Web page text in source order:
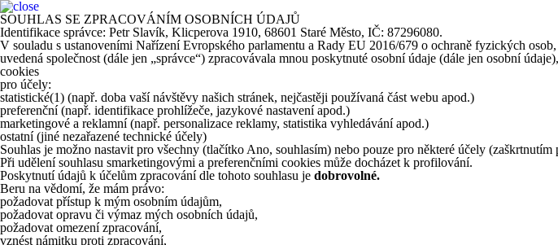
SOUHLAS SE ZPRACOVÁNÍM OSOBNÍCH ÚDAJŮ
Identifikace správce: Petr Slavík, Klicperova 1910, 68601 Staré Město, IČ: 87296080.
V souladu s ustanoveními Nařízení Evropského parlamentu a Rady EU 2016/679 o ochraně fyzických
uvedená společnost (dále jen „správce“) zpracovávala mnou poskytnuté osobní údaje (dále jen osobní
cookies
pro účely:
statistické(1) (např. doba vaší návštěvy našich stránek, nejčastěji používaná část webu apod.)
preferenční (např. identifikace prohlížeče, jazykové nastavení apod.)
marketingové a reklamní (např. personalizace reklamy, statistika vyhledávání apod.)
ostatní (jiné nezařazené technické účely)
Souhlas je možno nastavit pro všechny (tlačítko Ano, souhlasím) nebo pouze pro některé účely
Při udělení souhlasu smarketingovými a preferenčními cookies může docházet k profilování.
Poskytnutí údajů k účelům zpracování dle tohoto souhlasu je dobrovolné.
Beru na vědomí, že mám právo:
požadovat přístup k mým osobním údajům,
požadovat opravu či výmaz mých osobních údajů,
požadovat omezení zpracování,
vznést námitku proti zpracování,